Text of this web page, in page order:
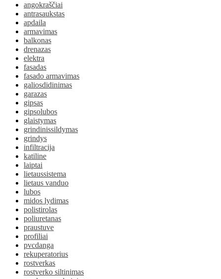
angokraščiai
antrasaukstas
apdaila
armavimas
balkonas
drenazas
elektra
fasadas
fasado armavimas
galiosdidinimas
garazas
gipsas
gipsolubos
glaistymas
grindinissildymas
grindys
infiltracija
katiline
laiptai
lietaussistema
lietaus vanduo
lubos
midos lydimas
polistirolas
poliuretanas
praustuve
profiliai
pvcdanga
rekuperatorius
rostverkas
rostverko siltinimas